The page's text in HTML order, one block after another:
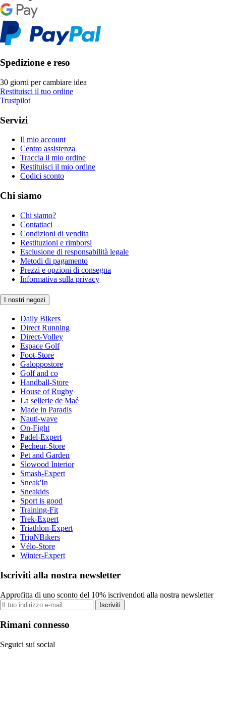
Spedizione e reso
30 giorni per cambiare idea
Restituisci il tuo ordine
Trustpilot
Servizi
Il mio account
Centro assistenza
Traccia il mio ordine
Restituisci il mio ordine
Codici sconto
Chi siamo
Chi siamo?
Contattaci
Condizioni di vendita
Restituzioni e rimborsi
Esclusione di responsabilità legale
Metodi di pagamento
Prezzi e opzioni di consegna
Informativa sulla privacy
I nostri negozi
Daily Bikers
Direct Running
Direct-Volley
Espace Golf
Foot-Store
Galoppostore
Golf and co
Handball-Store
House of Rugby
La sellerie de Maé
Made in Paradis
Nauti-wave
On-Fight
Padel-Expert
Pecheur-Store
Pet and Garden
Slowood Interior
Smash-Expert
Sneak'In
Sneakids
Sport is good
Training-Fit
Trek-Expert
Triathlon-Expert
TripNBikers
Vélo-Store
Winter-Expert
Iscriviti alla nostra newsletter
Approfitta di uno sconto del 10% iscrivendoti alla nostra newsletter
Iscriviti
Rimani connesso
Seguici sui social